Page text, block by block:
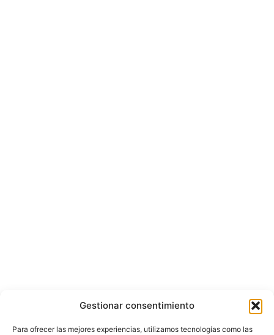
Gestionar consentimiento
Para ofrecer las mejores experiencias, utilizamos tecnologías como las